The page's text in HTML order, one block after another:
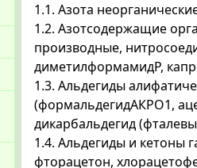
1.1. Азота
1.2. Азотсодержащие
производные,
диметилформамидР,
1.3. Альдегиды
(формальдегидАКРО1,
дикарбальдегид
1.4. Альдегиды и кетоны
фторацетон,